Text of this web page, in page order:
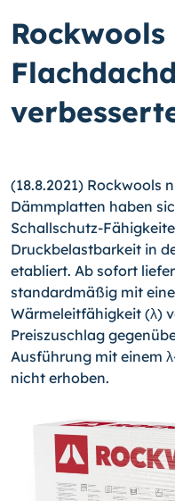
(18.8.2021) Rockwools
Dämmplatten haben
Schallschutz-
Druckbelastbarkeit in
etabliert. Ab sofort
standardmäßig mit
Wärmeleitfähigkeit (λ)
Preiszuschlag
Ausführung mit einem
nicht erhoben.